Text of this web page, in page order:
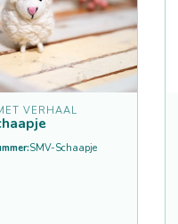
VERHAAL
SMV-Schaapje